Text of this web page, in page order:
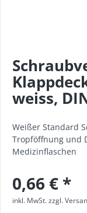
weiss,
Weißer Standard
Tropföffnung und
Medizinflaschen
0,66 € *
inkl. MwSt.zzgl.